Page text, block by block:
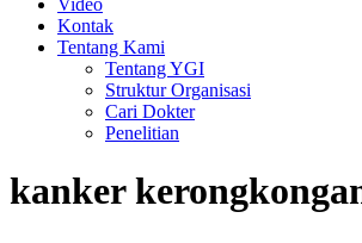
Video
Kontak
Tentang Kami
Tentang YGI
Struktur Organisasi
Cari Dokter
Penelitian
kanker